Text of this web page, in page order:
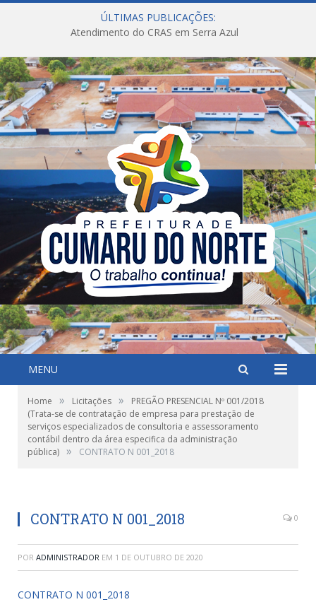
ÚLTIMAS PUBLICAÇÕES:
Atendimento do CRAS em Serra Azul
MENU
Home » Licitações »
PREGÃO PRESENCIAL Nº 001/2018
(Trata-se de contratação de empresa para prestação de
serviços especializados de consultoria e assessoramento
contábil dentro da área especifica da administração
pública) » CONTRATO N 001_2018
CONTRATO N 001_2018 0
POR ADMINISTRADOR EM 1 DE OUTUBRO DE 2020
CONTRATO N 001_2018